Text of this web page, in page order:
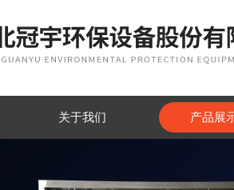
关于我们 产品展